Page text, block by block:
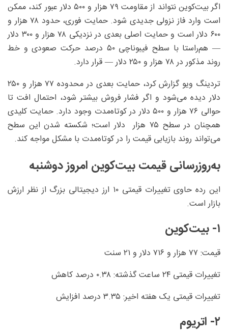
اگر بیت‌کوین نتواند از مقاومت ۷۹ هزار و ۵۰۰ دلار عبور کند، ممکن
است وارد فاز نزولی جدیدی شود. حمایت فوری، حدود ۷۸ هزار و
۶۰۰ دلار است و حمایت اصلی بعدی در نزدیکی ۷۸ هزار و ۳۰۰ دلار
— هم‌راستا با سطح فیبوناچی ۵۰ درصد حرکت صعودی و خط
روند مذکور در ۷۸ هزار و ۲۵۰ دلار — قرار دارد.
تردینگ ویو گزارش کرد، حمایت بعدی در محدوده ۷۷ هزار و ۲۵۰
دلار دیده می‌شود و اگر فشار فروش بیشتر شود، احتمال افت تا
حوالی ۷۶ هزار و ۵۰۰ دلار در کوتاه‌مدت وجود دارد. حمایت کلیدی
همچنان در سطح ۷۵ هزار دلار است؛ شکسته شدن این سطح
می‌تواند روند بازیابی قیمت را در کوتاه‌مدت با مشکل مواجه کند.
به‌روزرسانی قیمت بیت‌کوین امروز دوشنبه
این رده حاوی تغییرات قیمتی ۱۰ ارز دیجیتالی بزرگ از نظر ارزش
بازار است.
۱- بیت‌کوین
قیمت: ۷۷ هزار و ۷۱۶ دلار و ۲۱ سنت
تغییرات قیمتی ۲۴ ساعت گذشته: ۰.۳۸ درصد کاهش
تغییرات قیمتی یک هفته اخیر: ۳.۳۵ درصد افزایش
۲- اتریوم